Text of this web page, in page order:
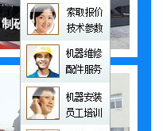
制砂机